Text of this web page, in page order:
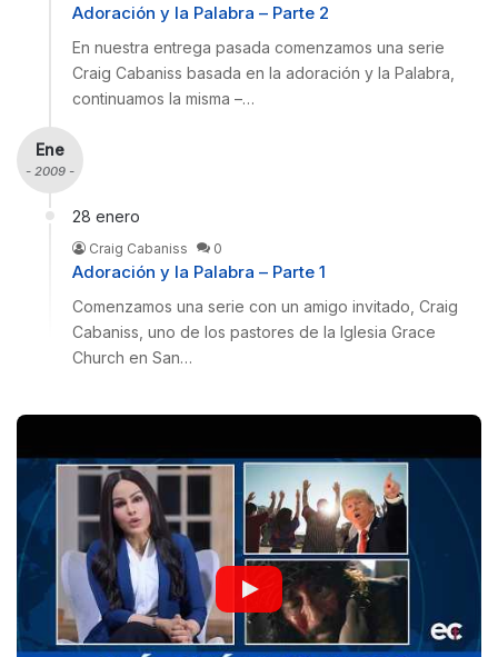
Adoración y la Palabra – Parte 2
En nuestra entrega pasada comenzamos una serie
Craig Cabaniss basada en la adoración y la Palabra,
continuamos la misma –…
Ene
- 2009 -
28 enero
Craig Cabaniss 0
Adoración y la Palabra – Parte 1
Comenzamos una serie con un amigo invitado, Craig
Cabaniss, uno de los pastores de la Iglesia Grace
Church en San…